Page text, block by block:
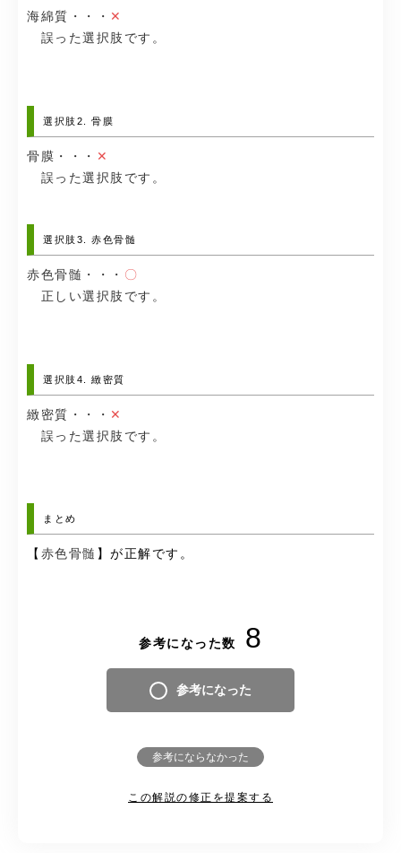
海綿質・・・ ✕
誤った選択肢です。
選択肢2. 骨膜
骨膜・・・ ✕
誤った選択肢です。
選択肢3. 赤色骨髄
赤色骨髄・・・ 〇
正しい選択肢です。
選択肢4. 緻密質
緻密質・・・ ✕
誤った選択肢です。
まとめ
【 赤色骨髄 】が正解です。
参考になった数 8
参考になった
参考にならなかった
この解説の修正を提案する